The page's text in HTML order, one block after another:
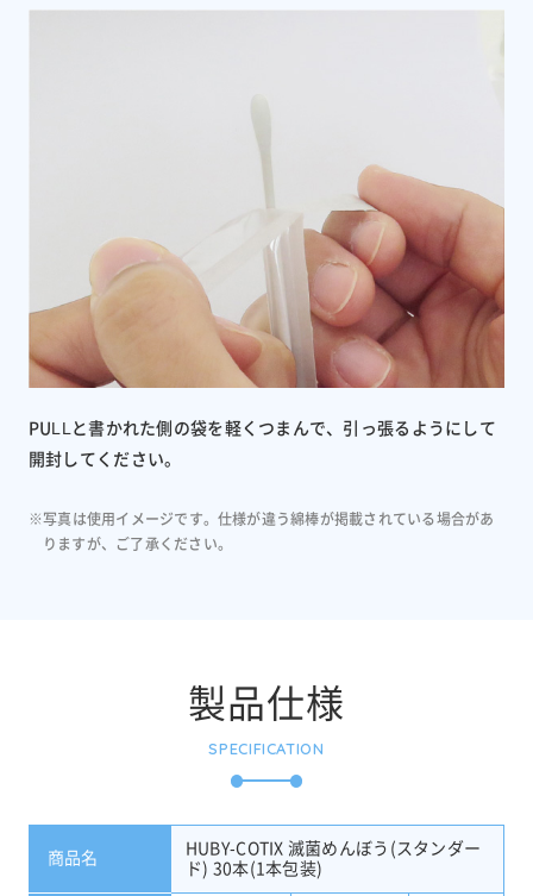
PULLと書かれた側の袋を軽くつまんで、引っ張るようにして
開封してください。
※写真は使用イメージです。仕様が違う綿棒が掲載されている場合があ
りますが、ご了承ください。
製品仕様
SPECIFICATION
商品名
HUBY-COTIX 滅菌めんぼう(スタンダー
ド) 30本(1本包装)